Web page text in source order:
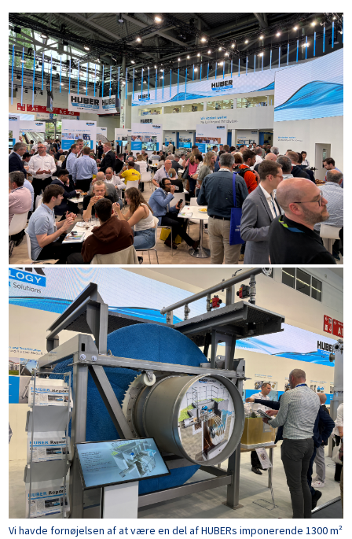
Vi havde fornøjelsen af at være en del af HUBERs imponerende 1300 m²